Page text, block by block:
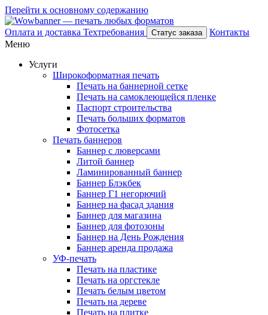
Перейти к основному содержанию
Оплата и доставка Техтребования Статус заказа
Контакты
Меню
Услуги
Широкоформатная печать
Печать на баннерной сетке
Печать на самоклеющейся пленке
Паспорт строительства
Печать больших форматов
Фотосетка
Печать баннеров
Баннер с люверсами
Литой баннер
Ламинированный баннер
Баннер Блэкбек
Баннер Г1 негорючий
Баннер на фасад здания
Баннер для магазина
Баннер для фотозоны
Баннер на День Рождения
Баннер аренда продажа
УФ-печать
Печать на пластике
Печать на оргстекле
Печать белым цветом
Печать на дереве
Печать на плитке